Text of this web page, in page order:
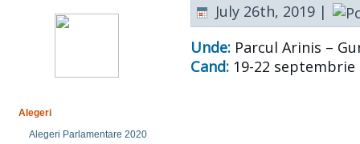
Alegeri
Alegeri Parlamentare 2020
July 26th, 2019 |
Unde: Parcul Arinis –
Cand: 19-22 septembrie